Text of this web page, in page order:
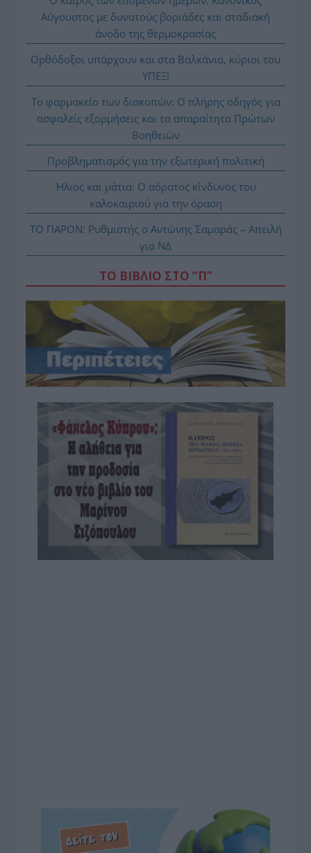
Αύγουστος με δυνατούς βοριάδες και σταδιακή
άνοδο της θερμοκρασίας
Ορθόδοξοι υπάρχουν και στα Βαλκάνια, κύριοι του
ΥΠΕΞ!
Το φαρμακείο των διακοπών: Ο πλήρης οδηγός για
ασφαλείς εξορμήσεις και τα απαραίτητα Πρώτων
Βοηθειών
Προβληματισμός για την εξωτερική πολιτική
Ήλιος και μάτια: Ο αόρατος κίνδυνος του
καλοκαιριού για την όραση
ΤΟ ΠΑΡΟΝ: Ρυθμιστής ο Αντώνης Σαμαράς – Απειλή
για ΝΔ
ΤΟ ΒΙΒΛΙΟ ΣΤΟ “Π”